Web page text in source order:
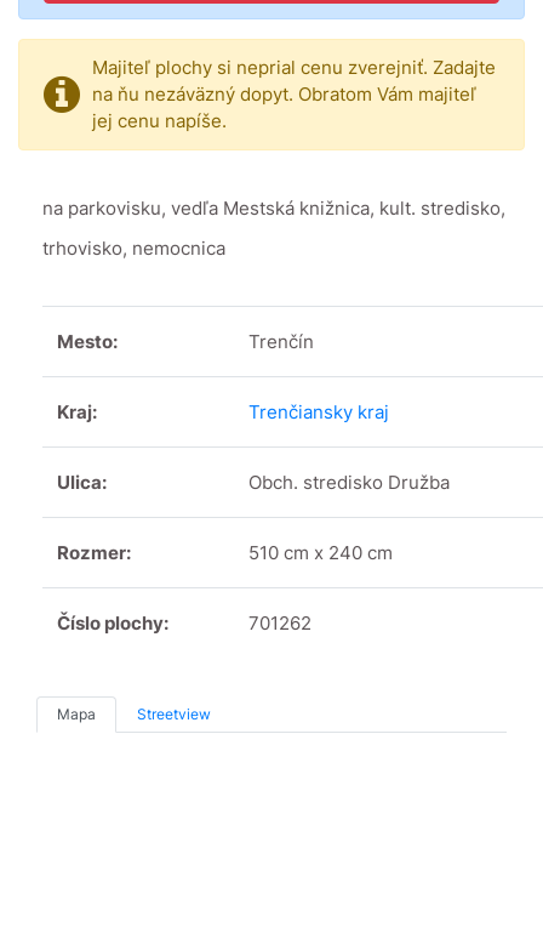
Majiteľ plochy si neprial cenu zverejniť. Zadajte
na ňu nezáväzný dopyt. Obratom Vám majiteľ
jej cenu napíše.
na parkovisku, vedľa Mestská knižnica, kult. stredisko,
trhovisko, nemocnica
Mesto: Trenčín
Kraj: Trenčiansky kraj
Ulica: Obch. stredisko Družba
Rozmer: 510 cm x 240 cm
Číslo plochy: 701262
Mapa Streetview